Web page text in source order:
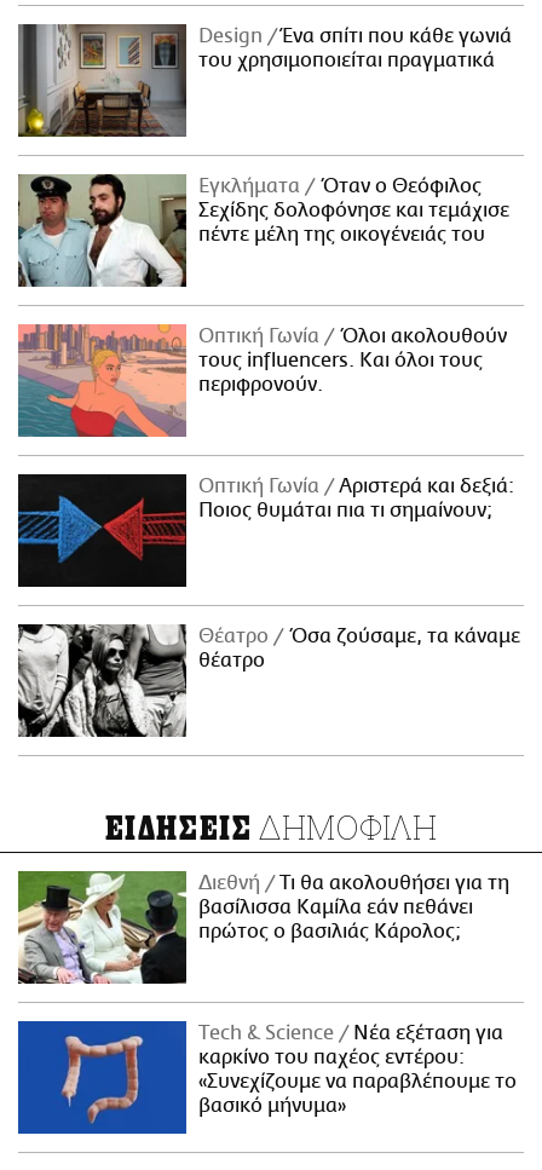
Design
Ένα σπίτι που κάθε γωνιά
του χρησιμοποιείται πραγματικά
Εγκλήματα
Όταν ο Θεόφιλος
Σεχίδης δολοφόνησε και τεμάχισε
πέντε μέλη της οικογένειάς του
Οπτική Γωνία
Όλοι ακολουθούν
τους influencers. Και όλοι τους
περιφρονούν.
Οπτική Γωνία
Αριστερά και δεξιά:
Ποιος θυμάται πια τι σημαίνουν;
Θέατρο
Όσα ζούσαμε, τα κάναμε
θέατρο
ΕΙΔΗΣΕΙΣ ΔΗΜΟΦΙΛΗ
Διεθνή
Τι θα ακολουθήσει για τη
βασίλισσα Καμίλα εάν πεθάνει
πρώτος ο βασιλιάς Κάρολος;
Τech & Science
Νέα εξέταση για
καρκίνο του παχέος εντέρου:
«Συνεχίζουμε να παραβλέπουμε το
βασικό μήνυμα»